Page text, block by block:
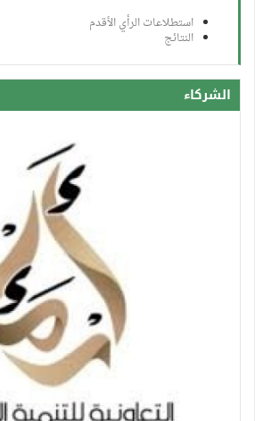
استطلاعات الرأي الأقدم
النتائج
الشركاء